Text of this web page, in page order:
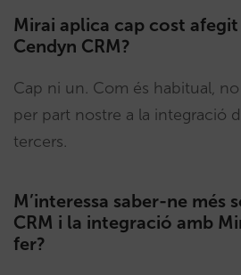
Mirai aplica cap cost
Cendyn CRM?
Cap ni un. Com és habitual,
per part nostre a la integració
tercers.
M’interessa saber-ne més
CRM i la integració amb
fer?